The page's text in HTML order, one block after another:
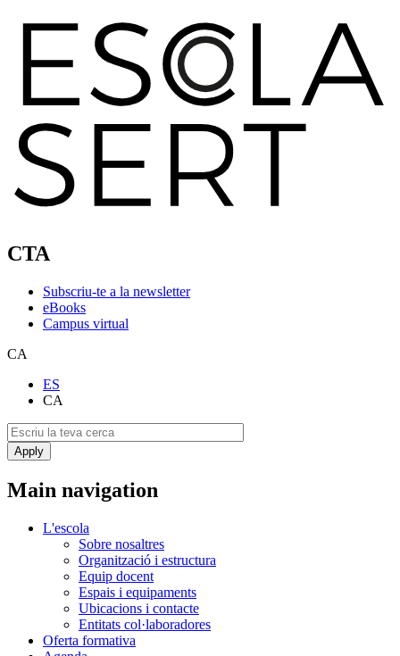
CTA
Subscriu-te a la newsletter
eBooks
Campus virtual
CA
ES
CA
Main navigation
L'escola
Sobre nosaltres
Organització i estructura
Equip docent
Espais i equipaments
Ubicacions i contacte
Entitats col·laboradores
Oferta formativa